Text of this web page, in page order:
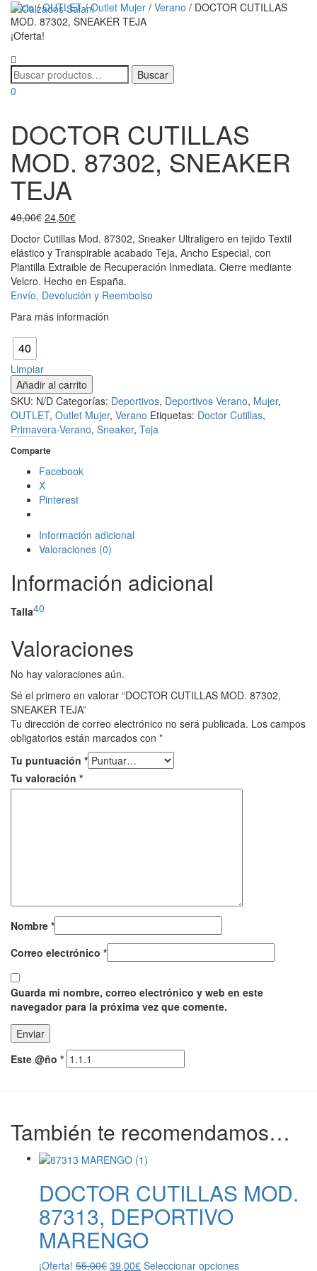
0
Inicio/OUTLET/Outlet Mujer / Verano / DOCTOR CUTILLAS
MOD. 87302, SNEAKER TEJA
¡Oferta!
DOCTOR CUTILLAS
MOD. 87302, SNEAKER
TEJA
49,00€ El
original
era:
49,00€.
24,50€El
actual
es:
24,50€.
Doctor Cutillas Mod. 87302, Sneaker Ultraligero en tejido Textil
elástico y Transpirable acabado Teja, Ancho Especial, con
Plantilla Extraible de Recuperación Inmediata. Cierre mediante
Velcro. Hecho en España.
Envío, Devolución y Reembolso
Para más información
40
Limpiar
DOCTOR
CUTILLAS
MOD.
87302,
SNEAKER
TEJA
cantidad
Añadir al carrito
SKU: N/D Categorías: Deportivos, Deportivos Verano, Mujer,
OUTLET, Outlet Mujer, Verano Etiquetas: Doctor Cutillas,
Primavera-Verano, Sneaker, Teja
Comparte
Facebook
X
Pinterest
Información adicional
Valoraciones (0)
Información adicional
Talla40
Valoraciones
No hay valoraciones aún.
Sé el primero en valorar “DOCTOR CUTILLAS MOD. 87302,
SNEAKER TEJA”
Tu dirección de correo electrónico no será publicada. Los campos
obligatorios están marcados con *
Tu puntuación *
Tu valoración *
Nombre *
Correo electrónico *
Guarda mi nombre, correo electrónico y web en este
navegador para la próxima vez que comente.
Este @ño *
También te recomendamos…
DOCTOR CUTILLAS MOD.
87313, DEPORTIVO
MARENGO
¡Oferta! 55,00€ El
39,00€ElSeleccionar opcionesEste